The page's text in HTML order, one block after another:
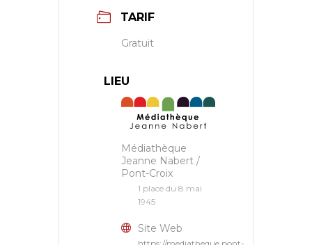
TARIF
Gratuit
LIEU
Médiathèque
Jeanne Nabert /
Pont-Croix
1 place du 8 mai
1945
Site Web